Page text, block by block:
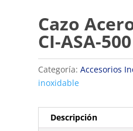
Cazo
CI-ASA-500
Categoría: Accesorios
inoxidable
Descripción